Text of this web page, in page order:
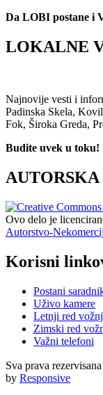
Da LOBI postane i
LOKALNE
Najnovije vesti i
Padinska Skela,
Fok, Široka Greda,
Budite uvek u toku!
AUTORSKA
Ovo delo je
Autorstvo-
Korisni
Postani
Uživo kamere
Letnji red
Zimski red
Važni telefoni
Sva prava
by Responsive